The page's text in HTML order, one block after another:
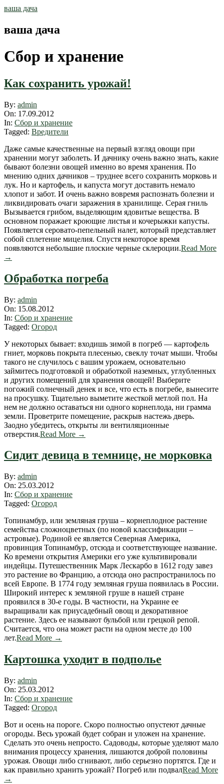
Skip
ваша дача
ваша дача
Сбор и хранение
Как сохранить урожай!
2012-
09-
17
By: admin
On: 17.09.2012
In: Сбор и хранение
Tagged: Вредители
Даже самые качественные на первый взгляд овощи при
хранении могут заболеть. И дачнику очень важно знать, какие
бывают болезни овощей именно во время хранения. По
мнению одних дачников – труднее всего сохранить морковь и
лук. Но и картофель, и капуста могут доставить немало
хлопот и забот. И очень важно вовремя распознать болезни и
ликвидировать очаги заражения в хранилище. Серая гниль
Вызывается грибом, выделяющим ядовитые вещества. В
основном поражает кроющие листья и кочерыжки капусты.
Появляется серовато-пепельный налет, который представляет
собой сплетение мицелия. Спустя некоторое время
появляются небольшие плоские черные склероции.Read More
→
Обработка погреба
2012-
08-
15
By: admin
On: 15.08.2012
In: Сбор и хранение
Tagged: Огород
У некоторых бывает: входишь зимой в погреб — картофель
гниет, морковь покрыта плесенью, свеклу точат мыши. Чтобы
такого не случилось с вашим урожаем, основательно
займитесь подготовкой и обработкой наземных, углубленных
и других помещений для хранения овощей! Выберите
погожий солнечный денек и все, что есть в погребе, вынесите
на просушку. Тщательно выметите жесткой метлой пол. На
нем не должно оставаться ни одного корнеплода, ни грамма
земли. Проветрите помещение, раскрыв настежь дверь.
Заодно убедитесь, открыты ли вентиляционные
отверстия.Read More →
Сидит девица в темнице, не морковка
2012-
03-
25
By: admin
On: 25.03.2012
In: Сбор и хранение
Tagged: Огород
Топинамбур, или земляная груша – корнеплодное растение
семейства сложноцветных (по новой классификации –
астровые). Родиной ее является Северная Америка,
провинция Топинамбур, отсюда и соответствующее название.
Ко времени открытия Америки его уже культивировали
индейцы. Путешественник Марк Лескарбо в 1612 году завез
это растение во Францию, а отсюда оно распространилось по
всей Европе. В 1774 году земляная груша появилась в России.
Широкий интерес к земляной груше в нашей стране
проявился в 30-е годы. В частности, на Украине ее
выращивали как приусадебный овощ и декоративное
растение. Здесь ее называют бульбой или грецкой репой.
Считается, что она может расти на одном месте до 100
лет.Read More →
Картошка уходит в подполье
2012-
03-
25
By: admin
On: 25.03.2012
In: Сбор и хранение
Tagged: Огород
Вот и осень на пороге. Скоро полностью опустеют дачные
огороды. Весь урожай будет собран и уложен на хранение.
Сделать это очень непросто. Садоводы, которые уделяют мало
внимания процессу хранения, лишаются доброй половины
урожая. Овощи либо сгнивают, либо серьезно портятся. Где и
как правильно хранить урожай? Погреб или подвалRead More
→